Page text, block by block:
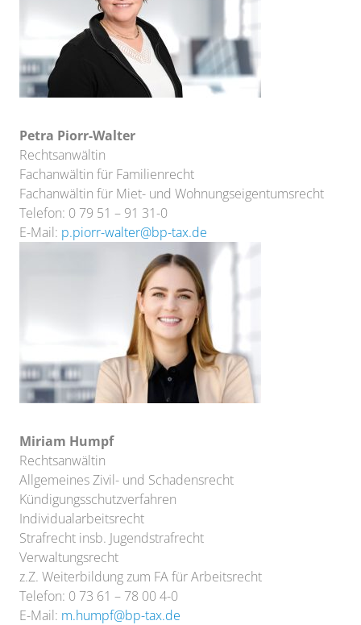
Petra Piorr-Walter
Rechtsanwältin
Fachanwältin für Familienrecht
Fachanwältin für Miet- und Wohnungseigentumsrecht
Telefon: 0 79 51 – 91 31-0
E-Mail: p.piorr-walter@bp-tax.de
Miriam Humpf
Rechtsanwältin
Allgemeines Zivil- und Schadensrecht
Kündigungsschutzverfahren
Individualarbeitsrecht
Strafrecht insb. Jugendstrafrecht
Verwaltungsrecht
z.Z. Weiterbildung zum FA für Arbeitsrecht
Telefon: 0 73 61 – 78 00 4-0
E-Mail: m.humpf@bp-tax.de